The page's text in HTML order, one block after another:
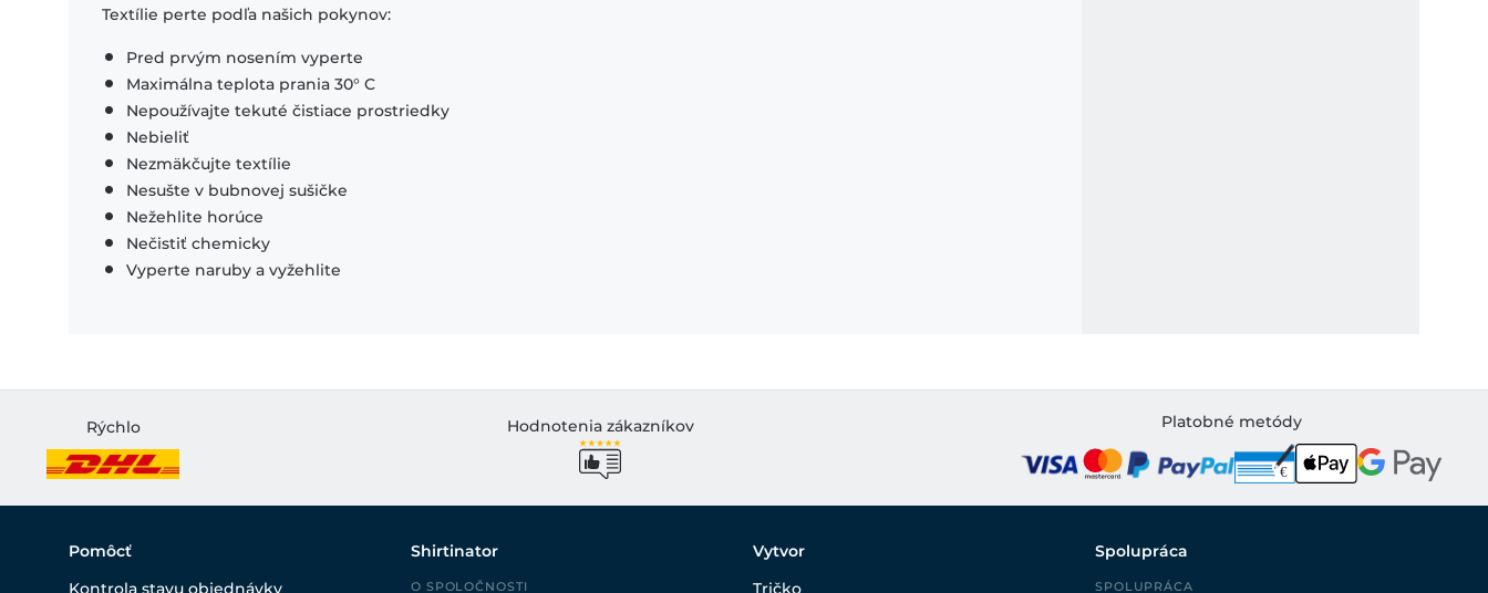
Textílie perte podľa našich pokynov:
Pred prvým nosením vyperte
Maximálna teplota prania 30° C
Nepoužívajte tekuté čistiace prostriedky
Nebieliť
Nezmäkčujte textílie
Nesušte v bubnovej sušičke
Nežehlite horúce
Nečistiť chemicky
Vyperte naruby a vyžehlite
Rýchlo Hodnotenia zákazníkov Platobné metódy
Pomôcť
Shirtinator
O SPOLOČNOSTI
Vytvor
Spolupráca
SPOLUPRÁCA